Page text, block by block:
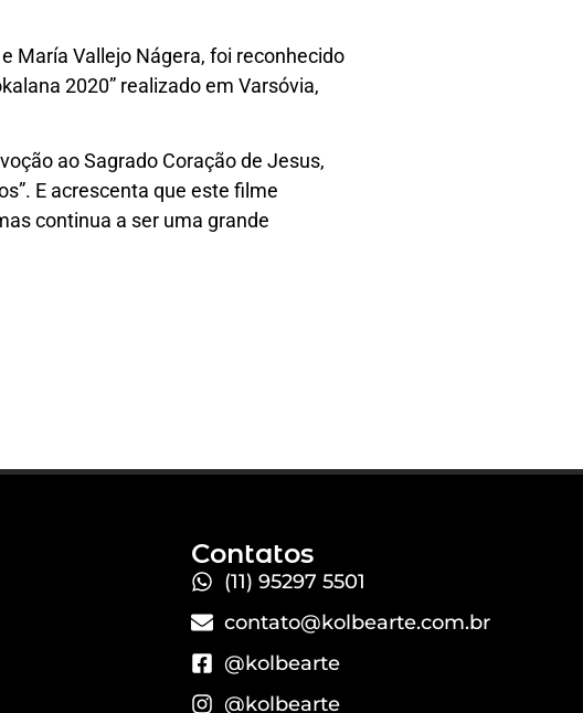
María Vallejo Nágera, foi reconhecido
2020” realizado em Varsóvia,
ao Sagrado Coração de Jesus,
E acrescenta que este filme
continua a ser uma grande
Contatos
(11) 95297 5501
contato@kolbearte.com.br
@kolbearte
@kolbearte